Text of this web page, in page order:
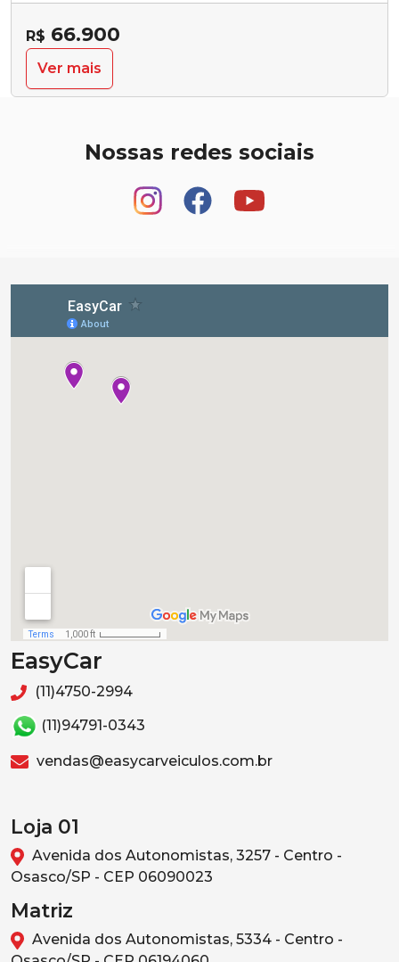
R$ 66.900
Ver mais
Nossas redes sociais
EasyCar
(11)4750-2994
(11)94791-0343
vendas@easycarveiculos.com.br
Loja 01
Avenida dos Autonomistas, 3257 - Centro -
Osasco/SP - CEP 06090023
Matriz
Avenida dos Autonomistas, 5334 - Centro -